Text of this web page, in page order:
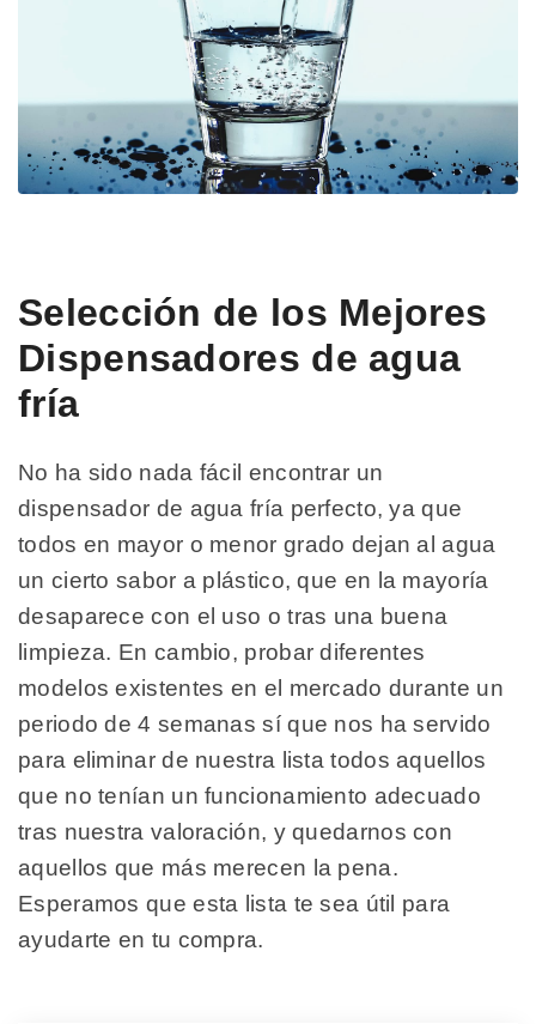
Selección de los Mejores
Dispensadores de agua
fría
No ha sido nada fácil encontrar un
dispensador de agua fría perfecto, ya que
todos en mayor o menor grado dejan al agua
un cierto sabor a plástico, que en la mayoría
desaparece con el uso o tras una buena
limpieza. En cambio, probar diferentes
modelos existentes en el mercado durante un
periodo de 4 semanas sí que nos ha servido
para eliminar de nuestra lista todos aquellos
que no tenían un funcionamiento adecuado
tras nuestra valoración, y quedarnos con
aquellos que más merecen la pena.
Esperamos que esta lista te sea útil para
ayudarte en tu compra.